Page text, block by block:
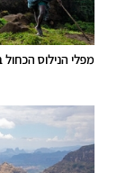
מפלי הנילוס הכחול